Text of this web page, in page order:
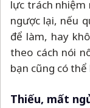
lực trách nhiệm
ngược lại, nếu
để làm, hay
theo cách nói
bạn cũng có thể
Thiếu, mất